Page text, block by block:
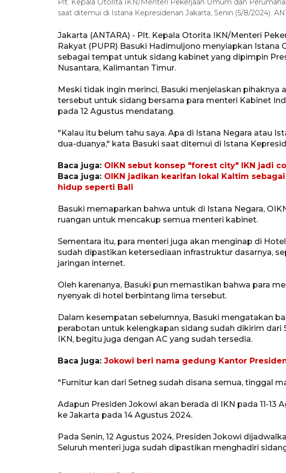
Plt. Kepala Otorita IKN/Menteri Pekerjaan Umum dan
saat ditemui di Istana Kepresidenan Jakarta, Senin (5/8/2024).
Jakarta (ANTARA) - Plt. Kepala Otorita IKN/Menteri
Rakyat (PUPR) Basuki Hadimuljono menyiapkan Istana
sebagai tempat untuk sidang kabinet yang dipimpin
Nusantara, Kalimantan Timur.
Meski tidak ingin merinci, Basuki menjelaskan pihaknya
tersebut untuk sidang bersama para menteri Kabinet
pada 12 Agustus mendatang.
"Kalau itu belum tahu saya. Apa di Istana Negara atau
dua-duanya," kata Basuki saat ditemui di Istana
Baca juga: OIKN sebut konsep "forest city" IKN jadi
Baca juga: OIKN jadikan kearifan lokal Kaltim
hidup seperti Bali
Basuki memaparkan bahwa untuk di Istana Negara,
ruangan untuk mencakup semua menteri kabinet.
Sementara itu, para menteri juga akan menginap di
sudah dipastikan ketersediaan infrastruktur dasarnya,
jaringan internet.
Oleh karenanya, Basuki pun memastikan bahwa para
nyenyak di hotel berbintang lima tersebut.
Dalam kesempatan sebelumnya, Basuki mengatakan
perabotan untuk kelengkapan sidang sudah dikirim dari
IKN, begitu juga dengan AC yang sudah tersedia.
Baca juga: Jokowi beri nama gedung Kantor
"Furnitur kan dari Setneg sudah disana semua, tinggal
Adapun Presiden Jokowi akan berada di IKN pada 11-13
ke Jakarta pada 14 Agustus 2024.
Pada Senin, 12 Agustus 2024, Presiden Jokowi
Seluruh menteri juga sudah dipastikan menghadiri